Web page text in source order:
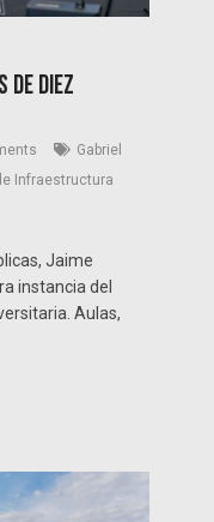
de diez
Gabriel
Infraestructura
Jaime
instancia del
Aulas,